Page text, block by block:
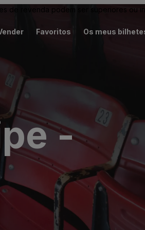
de revenda podem ser superiores ou
Favoritos Os meus
-